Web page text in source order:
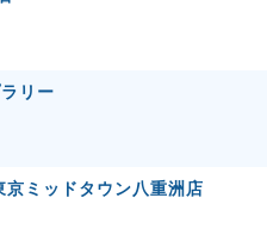
リー
京ミッドタウン八重洲店